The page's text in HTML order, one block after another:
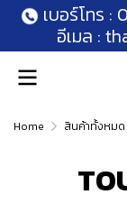
เบอร์โทร :
อีเมล :
Home สินค้าทั้งหมด